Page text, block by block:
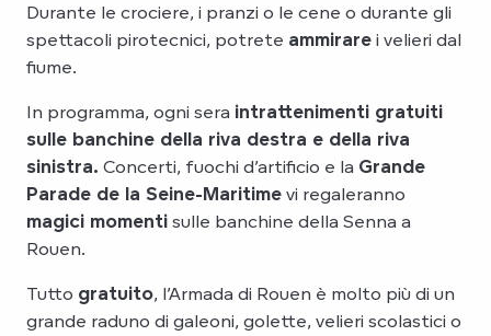
Durante le crociere, i pranzi o le cene o durante gli
spettacoli pirotecnici, potrete ammirare i velieri dal
fiume.
In programma, ogni sera intrattenimenti gratuiti
sulle banchine della riva destra e della riva
sinistra. Concerti, fuochi d’artificio e la Grande
Parade de la Seine-Maritime vi regaleranno
magici momenti sulle banchine della Senna a
Rouen.
Tutto gratuito, l’Armada di Rouen è molto più di un
grande raduno di galeoni, golette, velieri scolastici o